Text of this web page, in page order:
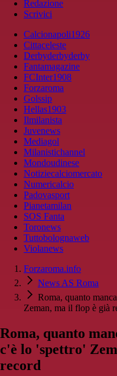
Redazione
Scrivici
Calcionapoli1926
Cittaceleste
Derbyderbyderby
Fantamagazine
FCInter1908
Forzaroma
Golssip
Hellas1903
Ilmilanista
Juvenews
Mediagol
Milanistichannel
Mondoudinese
Notiziecalciomercato
Numericalcio
Padovasport
Pianetamilan
SOS Fanta
Toronews
Tuttobolognaweb
Violanews
Forzaroma.info
News AS Roma
Roma, quanto
Zeman, ma il flop è già
Roma, quanto
c'è lo 'spettro'
record